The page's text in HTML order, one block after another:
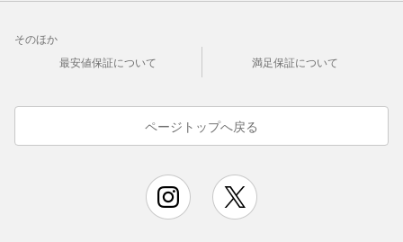
そのほか
最安値保証について
満足保証について
ページトップへ戻る